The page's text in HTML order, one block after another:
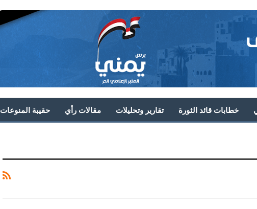
خطابات قائد الثورة تقارير وتحليلات مقالات رأي حقيبة المنوعات